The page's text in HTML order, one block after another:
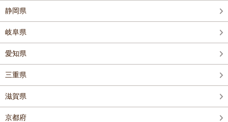
静岡県
岐阜県
愛知県
三重県
滋賀県
京都府